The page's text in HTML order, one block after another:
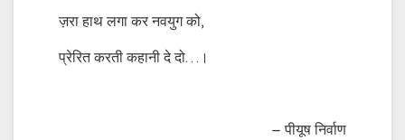
ज़रा हाथ लगा कर नवयुग को,
प्रेरित करती कहानी दे दो…।
– पीयूष निर्वाण